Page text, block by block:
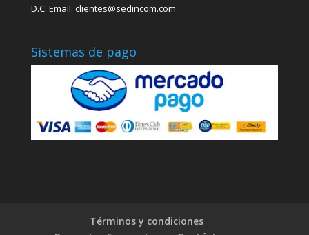
D.C. Email: clientes@sedincom.com
Sistemas de pago
Términos y condiciones